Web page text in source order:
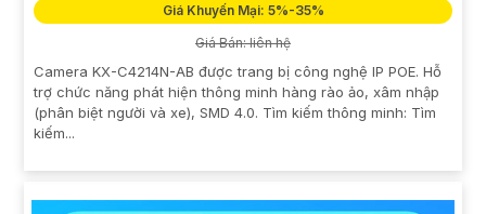
Giá Khuyến Mại: 5%-35%
Giá Bán: liên hệ
Camera KX-C4214N-AB được trang bị công nghệ IP POE. Hỗ
trợ chức năng phát hiện thông minh hàng rào ảo, xâm nhập
(phân biệt người và xe), SMD 4.0. Tìm kiếm thông minh: Tìm
kiếm...